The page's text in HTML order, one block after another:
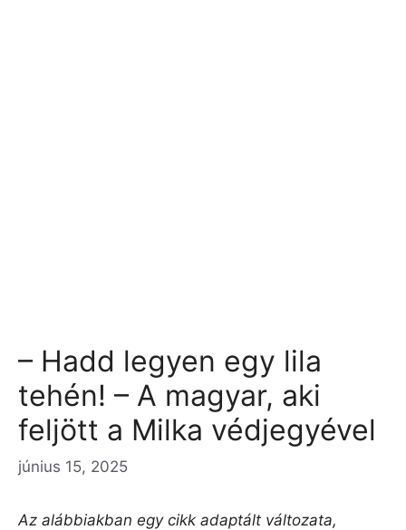
– Hadd legyen egy lila
tehén! – A magyar, aki
feljött a Milka védjegyével
június 15, 2025
Az alábbiakban egy cikk adaptált változata,